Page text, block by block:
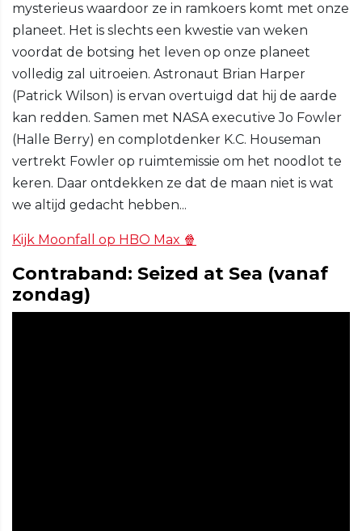
mysterieus waardoor ze in ramkoers komt met onze
planeet. Het is slechts een kwestie van weken
voordat de botsing het leven op onze planeet
volledig zal uitroeien. Astronaut Brian Harper
(Patrick Wilson) is ervan overtuigd dat hij de aarde
kan redden. Samen met NASA executive Jo Fowler
(Halle Berry) en complotdenker K.C. Houseman
vertrekt Fowler op ruimtemissie om het noodlot te
keren. Daar ontdekken ze dat de maan niet is wat
we altijd gedacht hebben...
Kijk Moonfall op HBO Max 🍿
Contraband: Seized at Sea (vanaf
zondag)